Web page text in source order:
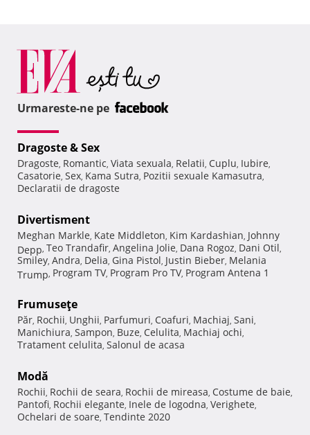
Urmareste-ne pe
Dragoste & Sex
Dragoste, Romantic, Viata sexuala, Relatii, Cuplu, Iubire,
Casatorie, Sex, Kama Sutra, Pozitii sexuale Kamasutra,
Declaratii de dragoste
Divertisment
Meghan Markle, Kate Middleton, Kim Kardashian, Johnny
Depp, Teo Trandafir, Angelina Jolie, Dana Rogoz, Dani Otil,
Smiley, Andra, Delia, Gina Pistol, Justin Bieber, Melania
Trump, Program TV, Program Pro TV, Program Antena 1
Frumuseţe
Păr, Rochii, Unghii, Parfumuri, Coafuri, Machiaj, Sani,
Manichiura, Sampon, Buze, Celulita, Machiaj ochi,
Tratament celulita, Salonul de acasa
Modă
Rochii, Rochii de seara, Rochii de mireasa, Costume de baie,
Pantofi, Rochii elegante, Inele de logodna, Verighete,
Ochelari de soare, Tendinte 2020